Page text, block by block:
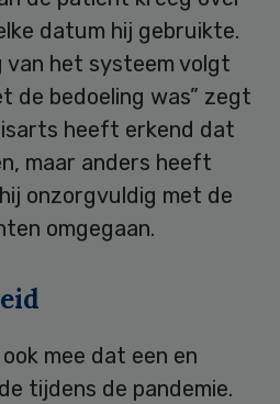
datum hij gebruikte.
van het systeem volgt
de bedoeling was” zegt
heeft erkend dat
maar anders heeft
onzorgvuldig met de
omgegaan.
mee dat een en
tijdens de pandemie.